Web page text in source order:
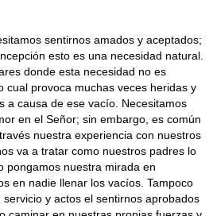
sentirnos amados y aceptados;
esto es una necesidad natural.
donde esta necesidad no es
cual provoca muchas veces heridas y
a causa de ese vacío. Necesitamos
en el Señor; sin embargo, es común
nuestra experiencia con nuestros
va a tratar como nuestros padres lo
pongamos nuestra mirada en
en nadie llenar los vacíos. Tampoco
y actos el sentirnos aprobados